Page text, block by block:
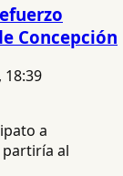
Concepción
18:39